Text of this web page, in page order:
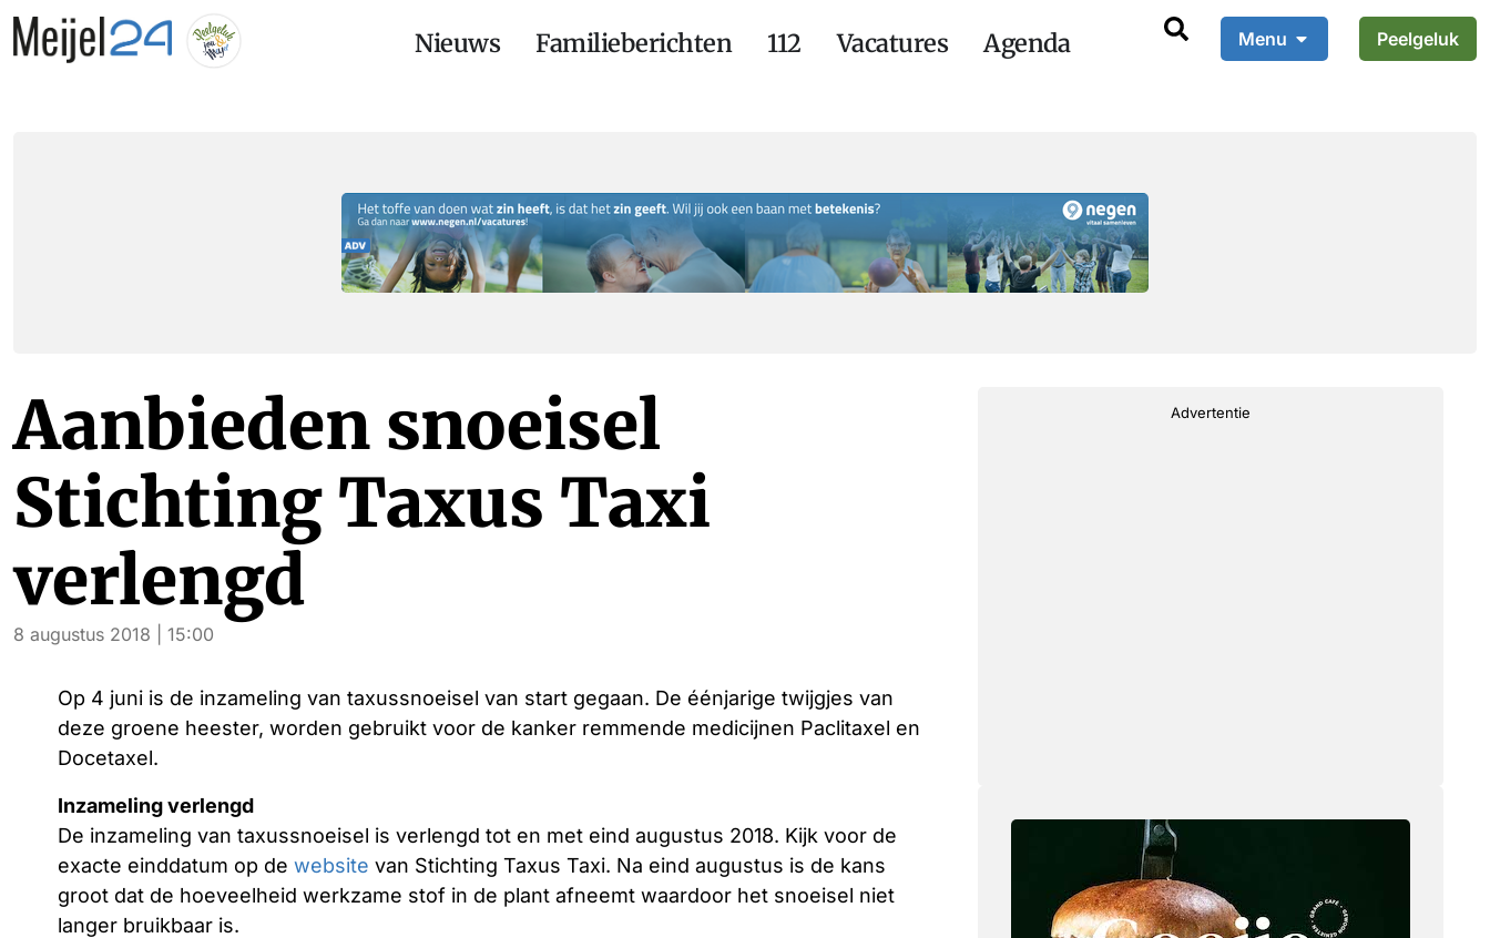
Nieuws Familieberichten 112 Vacatures Agenda Menu Peelgeluk
Aanbieden snoeisel
Stichting Taxus Taxi
verlengd
8 augustus 2018 | 15:00
Op 4 juni is de inzameling van taxussnoeisel van start gegaan. De éénjarige twijgjes van
deze groene heester, worden gebruikt voor de kanker remmende medicijnen Paclitaxel en
Docetaxel.
Inzameling verlengd
De inzameling van taxussnoeisel is verlengd tot en met eind augustus 2018. Kijk voor de
exacte einddatum op de website van Stichting Taxus Taxi. Na eind augustus is de kans
groot dat de hoeveelheid werkzame stof in de plant afneemt waardoor het snoeisel niet
langer bruikbaar is.
Advertentie